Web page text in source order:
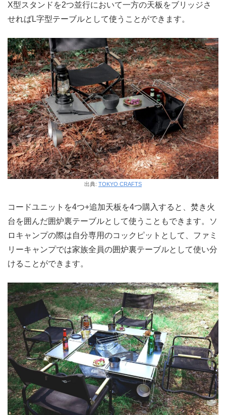
X型スタンドを2つ並行において一方の天板をブリッジさ
せればL字型テーブルとして使うことができます。
出典: TOKYO CRAFTS
コードユニットを4つ+追加天板を4つ購入すると、焚き火
台を囲んだ囲炉裏テーブルとして使うこともできます。ソ
ロキャンプの際は自分専用のコックピットとして、ファミ
リーキャンプでは家族全員の囲炉裏テーブルとして使い分
けることができます。